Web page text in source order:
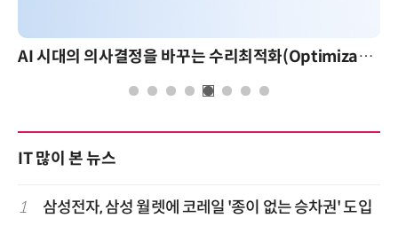
AI 시대의 의사결정을 바꾸는 수리최적화(Optimization): 실제 산업 적용 사례와 활용 전략
IT 많이 본 뉴스
1 삼성전자, 삼성 월렛에 코레일 '종이 없는 승차권' 도입